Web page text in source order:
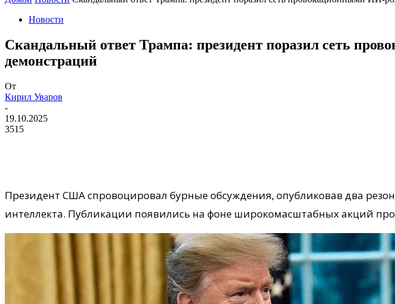
Новости
Скандальный ответ Трампа: президент поразил сеть
демонстраций
От
Кирил Уваров
-
19.10.2025
3515
Президент США спровоцировал бурные обсуждения, опубликовав два
интеллекта. Публикации появились на фоне широкомасштабных акций